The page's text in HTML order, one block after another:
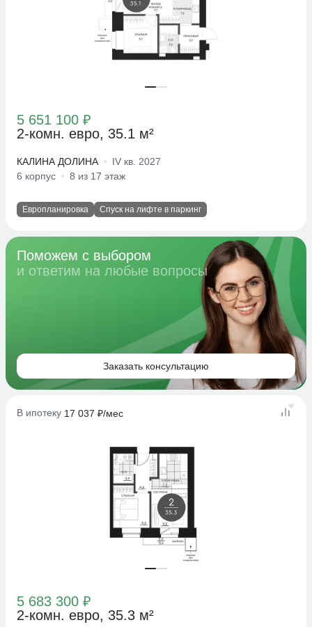
5 651 100 ₽
2-комн. евро, 35.1 м²
КАЛИНА ДОЛИНА
IV кв. 2027
6 корпус
8 из 17 этаж
Европланировка Спуск на лифте в паркинг
Поможем с выбором
и ответим на любые вопросы
Заказать консультацию
В ипотеку 17 037 ₽/мес
5 683 300 ₽
2-комн. евро, 35.3 м²